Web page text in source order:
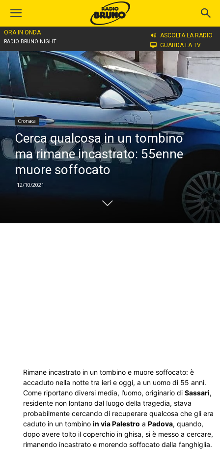
ORA IN ONDA
RADIO BRUNO NIGHT
ASCOLTA LA RADIO
GUARDA LA TV
Home
Cronaca
Cerca qualcosa in un tombino
ma rimane incastrato: 55enne
muore soffocato
12/10/2021
Rimane incastrato in un tombino e muore soffocato: è
accaduto nella notte tra ieri e oggi, a un uomo di 55 anni.
Come riportano diversi media, l’uomo, originario di Sassari,
residente non lontano dal luogo della tragedia, stava
probabilmente cercando di recuperare qualcosa che gli era
caduto in un tombino in via Palestro a Padova, quando,
dopo avere tolto il coperchio in ghisa, si è messo a cercare,
rimanendo incastrato e morendo soffocato dalla fanghiglia.